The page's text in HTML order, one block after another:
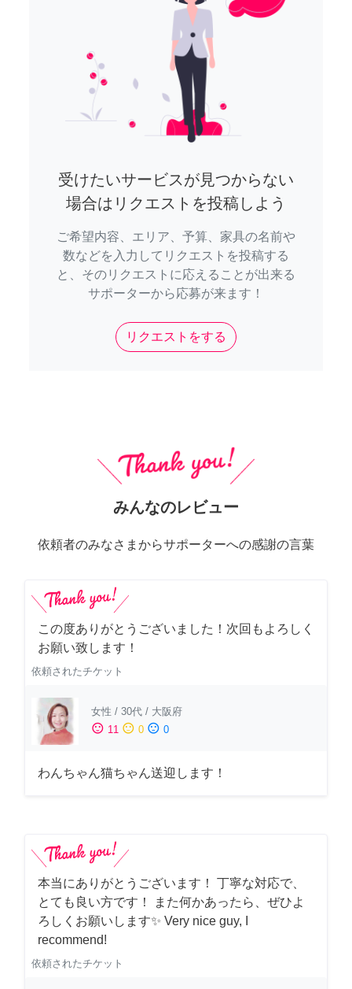
受けたいサービスが見つからない
場合はリクエストを投稿しよう
ご希望内容、エリア、予算、家具の名前や
数などを入力してリクエストを投稿する
と、そのリクエストに応えることが出来る
サポーターから応募が来ます！
リクエストをする
みんなのレビュー
依頼者のみなさまからサポーターへの感謝の言葉
この度ありがとうございました！次回もよろしく
お願い致します！
依頼されたチケット
女性 / 30代 / 大阪府
sentiment_satisfied 11 sentiment_neutral 0 sentiment_dissatisfied 0
わんちゃん猫ちゃん送迎します！
本当にありがとうございます！ 丁寧な対応で、
とても良い方です！ また何かあったら、ぜひよ
ろしくお願いします✨ Very nice guy, I
recommend!
依頼されたチケット